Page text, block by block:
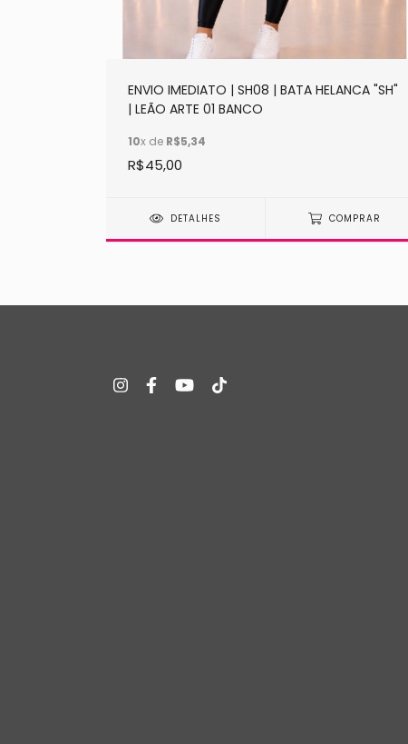
ENVIO IMEDIATO | SH08 | BATA HELANCA "SH"
| LEÃO ARTE 01 BANCO
10x de R$5,34
R$45,00
DETALHES COMPRAR